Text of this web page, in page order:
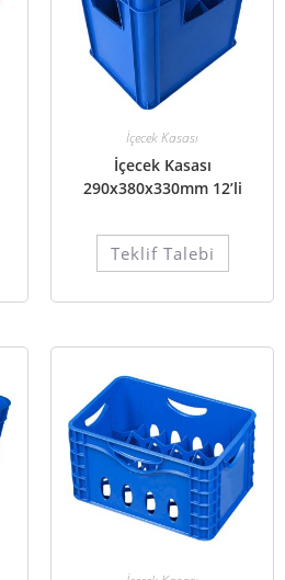
İçecek Kasası
İçecek Kasası
290x380x330mm 12’li
Teklif Talebi